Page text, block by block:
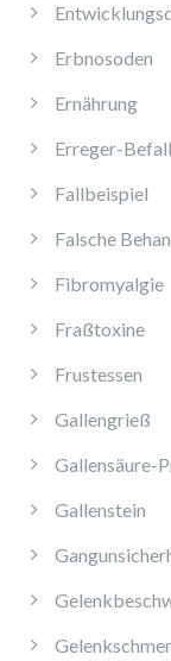
Erbnosoden
Ernährung
Erreger-Befall
Fallbeispiel
Falsche
Fibromyalgie
Fraßtoxine
Frustessen
Gallengrieß
Gallensäure-
Gallenstein